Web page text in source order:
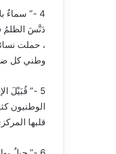
4 -” سماءٌ بلا وطن “
دَنَّسَ الظلمُ
، حملت
وطني كل
5 -” قُبَيْلَ الإفلاس “
الوطنيون
قلبها